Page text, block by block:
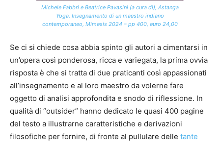
Michele Fabbri e Beatrice Pavasini (a cura di), Astanga
Yoga. Insegnamento di un maestro indiano
contemporaneo, Mimesis 2024 – pp 400, euro 24,00
Se ci si chiede cosa abbia spinto gli autori a cimentarsi in
un’opera così ponderosa, ricca e variegata, la prima ovvia
risposta è che si tratta di due praticanti così appassionati
all’insegnamento e al loro maestro da volerne fare
oggetto di analisi approfondita e snodo di riflessione. In
qualità di “outsider” hanno dedicato le quasi 400 pagine
del testo a illustrarne caratteristiche e derivazioni
filosofiche per fornire, di fronte al pullulare delle tante